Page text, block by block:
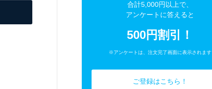
合計5,000円以上で、
アンケートに答えると
500円割引！
※アンケートは、注文完了画面に表示されます
ご登録はこちら！